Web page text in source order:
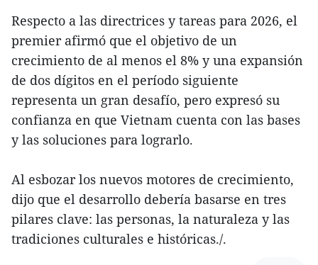
Respecto a las directrices y tareas para 2026, el
premier afirmó que el objetivo de un
crecimiento de al menos el 8% y una expansión
de dos dígitos en el período siguiente
representa un gran desafío, pero expresó su
confianza en que Vietnam cuenta con las bases
y las soluciones para lograrlo.
Al esbozar los nuevos motores de crecimiento,
dijo que el desarrollo debería basarse en tres
pilares clave: las personas, la naturaleza y las
tradiciones culturales e históricas./.